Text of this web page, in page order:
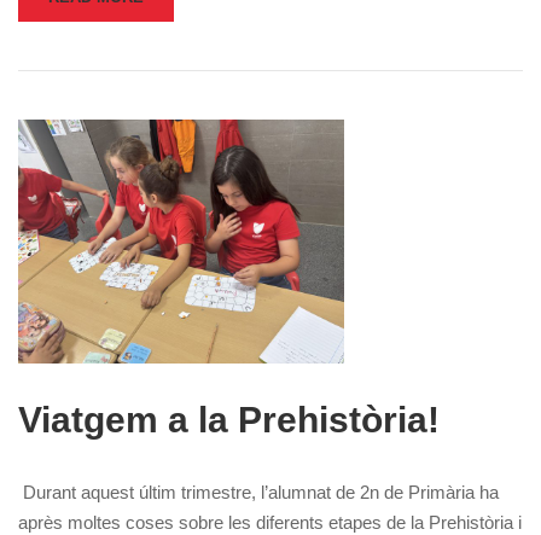
Viatgem a la Prehistòria!
Durant aquest últim trimestre, l’alumnat de 2n de Primària ha
après moltes coses sobre les diferents etapes de la Prehistòria i